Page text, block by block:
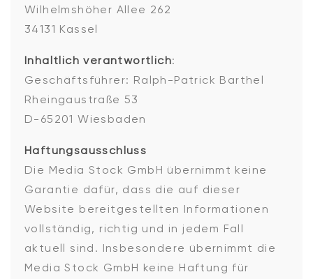
Wilhelmshöher Allee 262
34131 Kassel
Inhaltlich verantwortlich:
Geschäftsführer: Ralph-Patrick Barthel
Rheingaustraße 53
D-65201 Wiesbaden
Haftungsausschluss
Die Media Stock GmbH übernimmt keine
Garantie dafür, dass die auf dieser
Website bereitgestellten Informationen
vollständig, richtig und in jedem Fall
aktuell sind. Insbesondere übernimmt die
Media Stock GmbH keine Haftung für